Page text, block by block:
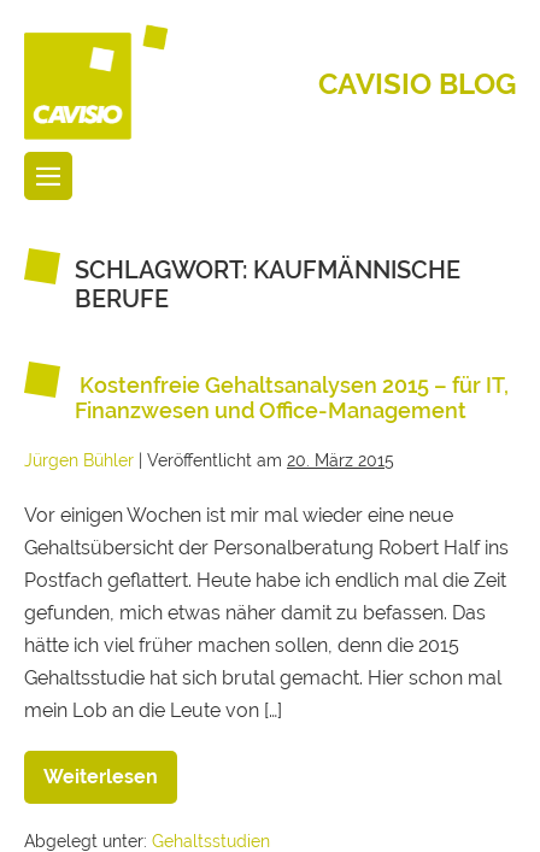
CAVISIO BLOG
SCHLAGWORT: KAUFMÄNNISCHE
BERUFE
Kostenfreie Gehaltsanalysen 2015 – für IT,
Finanzwesen und Office-Management
Jürgen Bühler Veröffentlicht am 20. März 2015
Vor einigen Wochen ist mir mal wieder eine neue
Gehaltsübersicht der Personalberatung Robert Half ins
Postfach geflattert. Heute habe ich endlich mal die Zeit
gefunden, mich etwas näher damit zu befassen. Das
hätte ich viel früher machen sollen, denn die 2015
Gehaltsstudie hat sich brutal gemacht. Hier schon mal
mein Lob an die Leute von […]
Weiterlesen
Abgelegt unter: Gehaltsstudien